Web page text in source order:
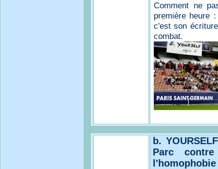
Comment ne
première heure
c'est son
combat.
b.
Parc
l'homophobie